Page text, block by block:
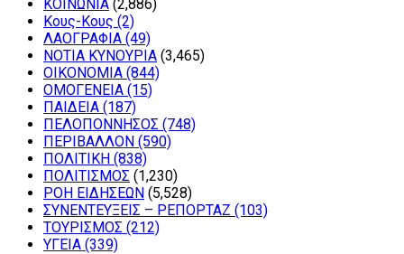
ΚΟΙΝΩΝΙΑ (2,886)
Κους-Κους (2)
ΛΑΟΓΡΑΦΙΑ (49)
ΝΟΤΙΑ ΚΥΝΟΥΡΙΑ (3,465)
ΟΙΚΟΝΟΜΙΑ (844)
ΟΜΟΓΕΝΕΙΑ (15)
ΠΑΙΔΕΙΑ (187)
ΠΕΛΟΠΟΝΝΗΣΟΣ (748)
ΠΕΡΙΒΑΛΛΟΝ (590)
ΠΟΛΙΤΙΚΗ (838)
ΠΟΛΙΤΙΣΜΟΣ (1,230)
ΡΟΗ ΕΙΔΗΣΕΩΝ (5,528)
ΣΥΝΕΝΤΕΥΞΕΙΣ – ΡΕΠΟΡΤΑΖ (103)
ΤΟΥΡΙΣΜΟΣ (212)
ΥΓΕΙΑ (339)